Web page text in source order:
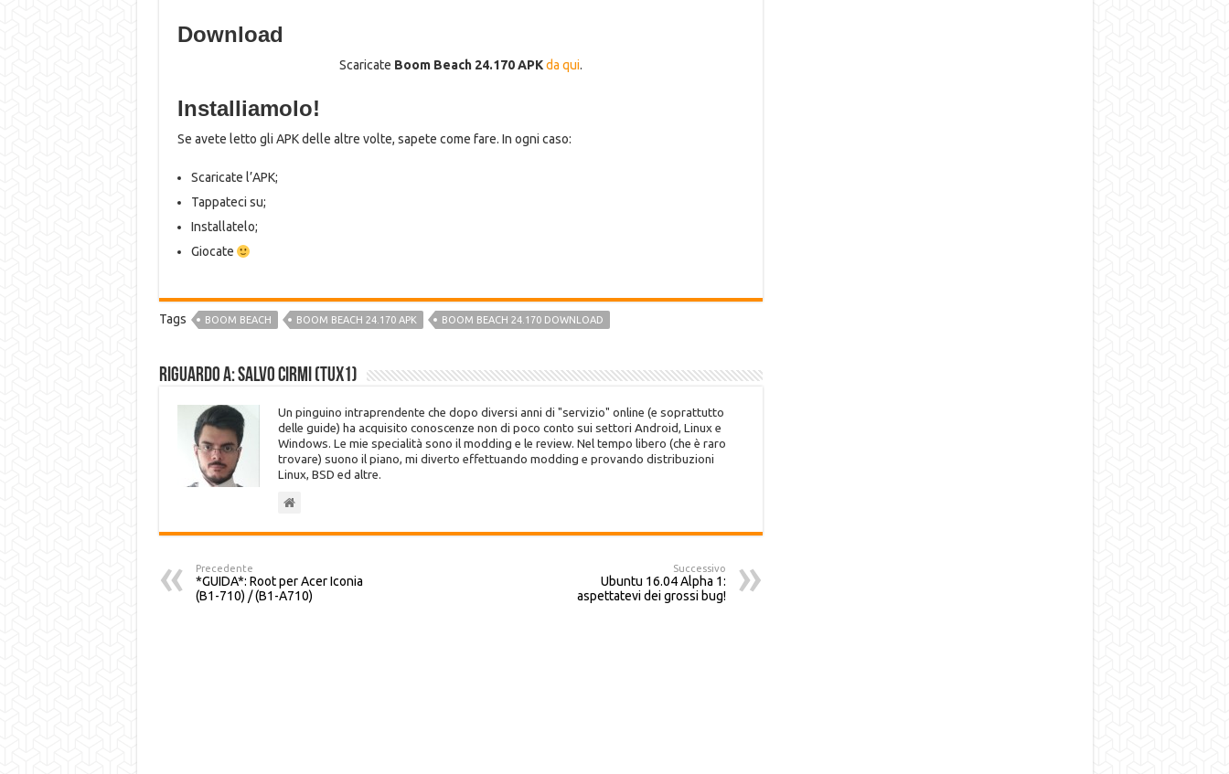
Download
Scaricate Boom Beach 24.170 APK da qui.
Installiamolo!
Se avete letto gli APK delle altre volte, sapete come fare. In ogni caso:
Scaricate l’APK;
Tappateci su;
Installatelo;
Giocate
Tags BOOM BEACH BOOM BEACH 24.170 APK BOOM BEACH 24.170 DOWNLOAD
Riguardo a: Salvo Cirmi (Tux1)
Un pinguino intraprendente che dopo diversi anni di "servizio" online (e soprattutto
delle guide) ha acquisito conoscenze non di poco conto sui settori Android, Linux e
Windows. Le mie specialità sono il modding e le review. Nel tempo libero (che è raro
trovare) suono il piano, mi diverto effettuando modding e provando distribuzioni
Linux, BSD ed altre.
Precedente
*GUIDA*: Root per Acer Iconia
(B1-710) / (B1-A710)
Successivo
Ubuntu 16.04 Alpha 1:
aspettatevi dei grossi bug!